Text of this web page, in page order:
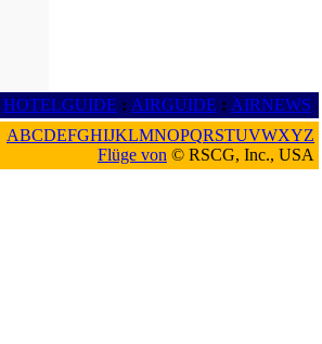
HOTELGUIDE : AIRGUIDE : AIRNEWS
ABCDEFGHIJKLMNOPQRSTUVWXYZ
Flüge von © RSCG, Inc., USA